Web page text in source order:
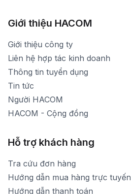
Thời gian mở cửa: Từ 8h30-19h hàng ngày
Xem bản đồ đường đi
1900 1903 (máy lẻ 159) -(028)73000322
1900 1903 (máy lẻ 160)
[email protected]
Thời gian mở cửa: Từ 8h30-20h hàng ngày
Giới thiệu HACOM
Giới thiệu công ty
Liên hệ hợp tác kinh doanh
Thông tin tuyển dụng
Tin tức
Người HACOM
HACOM - Cộng đồng
Hỗ trợ khách hàng
Tra cứu đơn hàng
Hướng dẫn mua hàng trực tuyến
Hướng dẫn thanh toán